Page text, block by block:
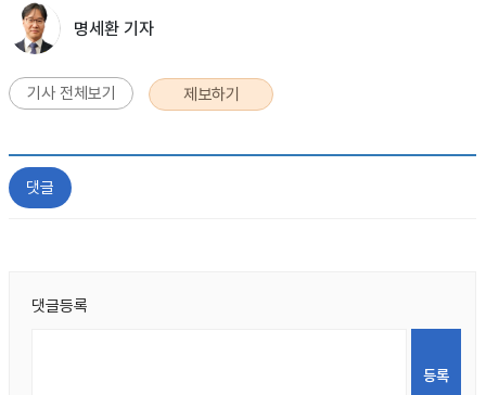
명세환 기자
기사 전체보기 제보하기
댓글
댓글등록